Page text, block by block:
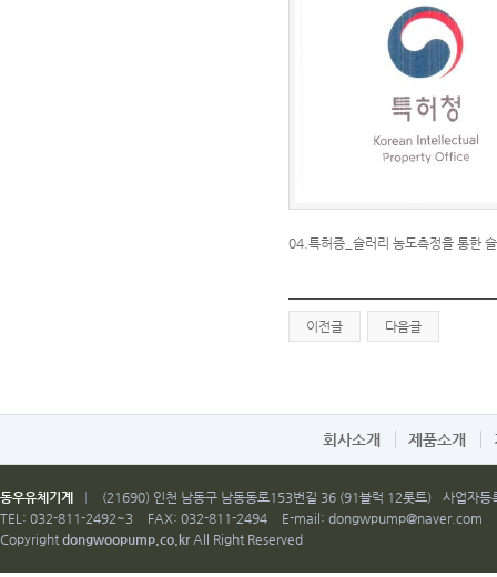
04.특허증_슬러리 농도측정을 통한
이전글 다음글
회사소개 제품소개
동우유체기계 (21690) 인천 남동구 남동동로153번길 36 (91블럭 12롯트)
사업자
TEL: 032-811-2492~3
FAX: 032-811-2494 E-mail: dongwpump@naver.com
Copyright dongwoopump.co.krAll Right Reserved